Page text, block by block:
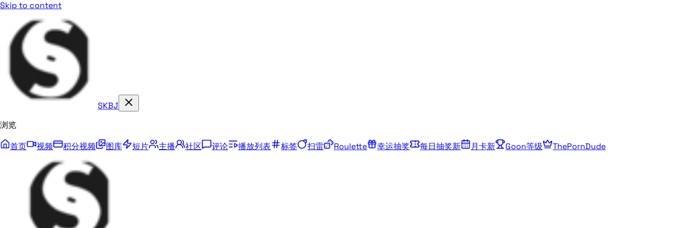
Skip to content
SKBJ
浏览
首页
视频 积分视频 图库 短片 主播 社区 评论 播放列表 标签 扫雷 Roulette 幸运抽奖 每日抽奖新 月卡新 Goon等级 ThePornDude